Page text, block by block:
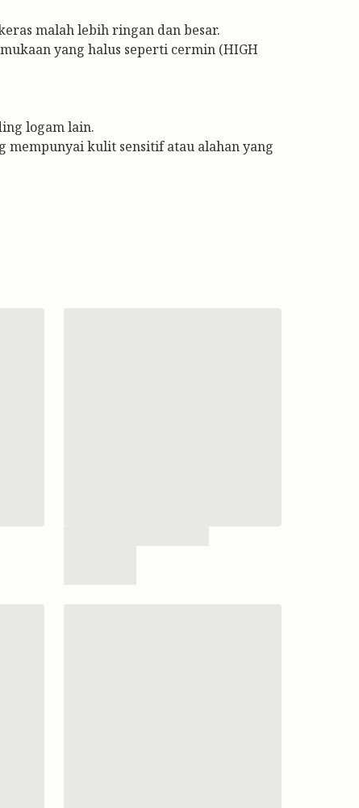
malah lebih ringan dan besar.
yang halus seperti cermin (HIGH
logam lain.
mempunyai kulit sensitif atau alahan yang